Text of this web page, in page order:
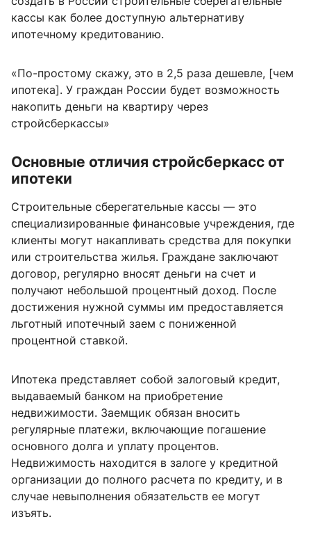
кассы как более доступную альтернативу
ипотечному кредитованию.
«По-простому скажу, это в 2,5 раза дешевле, [чем
ипотека]. У граждан России будет возможность
накопить деньги на квартиру через
стройсберкассы»
Основные отличия стройсберкасс от
ипотеки
Строительные сберегательные кассы — это
специализированные финансовые учреждения, где
клиенты могут накапливать средства для покупки
или строительства жилья. Граждане заключают
договор, регулярно вносят деньги на счет и
получают небольшой процентный доход. После
достижения нужной суммы им предоставляется
льготный ипотечный заем с пониженной
процентной ставкой.
Ипотека представляет собой залоговый кредит,
выдаваемый банком на приобретение
недвижимости. Заемщик обязан вносить
регулярные платежи, включающие погашение
основного долга и уплату процентов.
Недвижимость находится в залоге у кредитной
организации до полного расчета по кредиту, и в
случае невыполнения обязательств ее могут
изъять.